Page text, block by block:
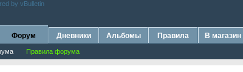
Форум
Правила форума
Дневники Альбомы Правила В магазин